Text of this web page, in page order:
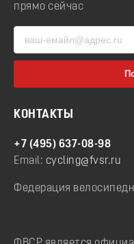
прямо сейчас
КОНТАКТЫ
+7 (495) 637-08-98
Email: cycling@fvsr.ru
Федерация